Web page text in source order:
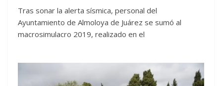
Tras sonar la alerta sísmica, personal del
Ayuntamiento de Almoloya de Juárez se sumó al
macrosimulacro 2019, realizado en el